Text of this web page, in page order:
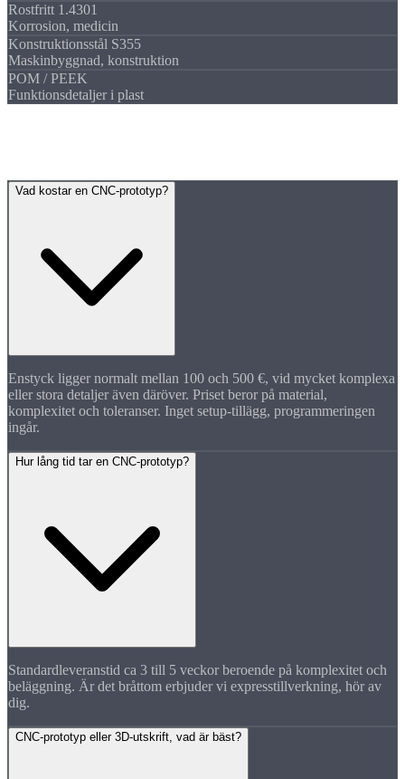
Rostfritt 1.4301
Korrosion, medicin
Konstruktionsstål S355
Maskinbyggnad, konstruktion
POM / PEEK
Funktionsdetaljer i plast
Vad kostar en CNC-prototyp?
Enstyck ligger normalt mellan 100 och 500 €, vid mycket komplexa
eller stora detaljer även däröver. Priset beror på material,
komplexitet och toleranser. Inget setup-tillägg, programmeringen
ingår.
Hur lång tid tar en CNC-prototyp?
Standardleveranstid ca 3 till 5 veckor beroende på komplexitet och
beläggning. Är det bråttom erbjuder vi expresstillverkning, hör av
dig.
CNC-prototyp eller 3D-utskrift, vad är bäst?